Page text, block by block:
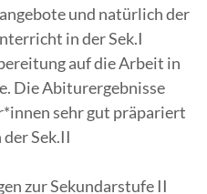
und natürlich der
in der Sek.I
auf die Arbeit in
Die Abiturergebnisse
sehr gut präpariert
Sek.II
zur Sekundarstufe II